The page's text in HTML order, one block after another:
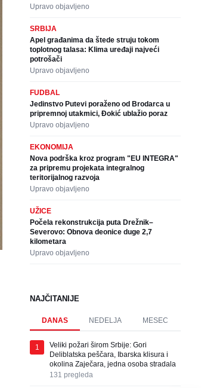
Upravo objavljeno
SRBIJA
Apel građanima da štede struju tokom
toplotnog talasa: Klima uređaji najveći
potrošači
Upravo objavljeno
FUDBAL
Jedinstvo Putevi poraženo od Brodarca u
pripremnoj utakmici, Đokić ublažio poraz
Upravo objavljeno
EKONOMIJA
Nova podrška kroz program "EU INTEGRA"
za pripremu projekata integralnog
teritorijalnog razvoja
Upravo objavljeno
UŽICE
Počela rekonstrukcija puta Drežnik–
Severovo: Obnova deonice duge 2,7
kilometara
Upravo objavljeno
NAJČITANIJE
DANAS NEDELJA MESEC
1
Veliki požari širom Srbije: Gori
Deliblatska peščara, Ibarska klisura i
okolina Zaječara, jedna osoba stradala
131 pregleda